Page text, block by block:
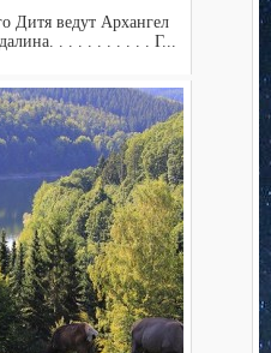
Дитя ведут Архангел
. . . . . . . . . . Г...